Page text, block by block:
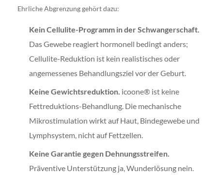
Ehrliche Abgrenzung gehört dazu:
Kein Cellulite-Programm in der Schwangerschaft.
Das Gewebe reagiert hormonell bedingt anders;
Cellulite-Reduktion ist kein realistisches oder
angemessenes Behandlungsziel vor der Geburt.
Keine Gewichtsreduktion. icoone® ist keine
Fettreduktions-Behandlung. Die mechanische
Mikrostimulation wirkt auf Haut, Bindegewebe und
Lymphsystem, nicht auf Fettzellen.
Keine Garantie gegen Dehnungsstreifen.
Präventive Unterstützung ja, Wunderlösung nein.